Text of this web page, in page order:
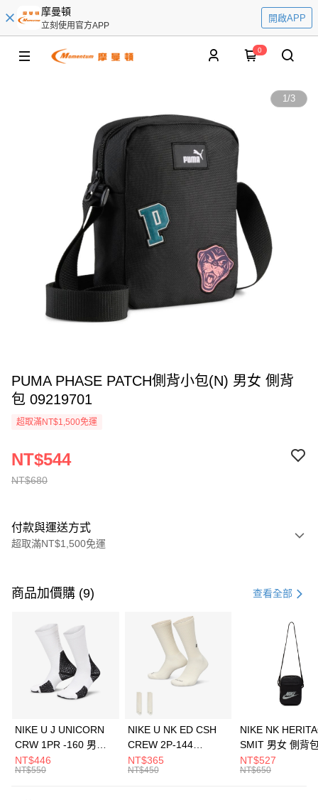
摩曼頓
立刻使用官方APP
開啟APP
0
1/3
PUMA PHASE PATCH側背小包(N) 男女 側背
包 09219701
超取滿NT$1,500免運
NT$680
NT$544
付款與運送方式
超取滿NT$1,500免運
信用卡一次付款
3 期 0 利率 每期 21家銀行
合作金庫商業銀行
第一商業銀行
華南商業銀行
彰化商業銀行
上海商業儲蓄銀行
元大商業銀行
Apple Pay
全盈+PAY
AFTEE先享後付
商品加價購 (9) 查看全部
NIKE U J UNICORN
CRW 1PR -160 男女
中統襪 FZ3393100
NT$446
NT$550
NIKE U NK ED CSH
CREW 2P-144
EMBRDY 男女 短統襪
FZ3073133
NT$365
NT$450
NIKE NK
SMIT 男女 側背
BA5871010
NT$527
NT$650